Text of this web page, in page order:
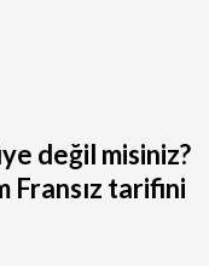
değil misiniz?
Fransız tarifini